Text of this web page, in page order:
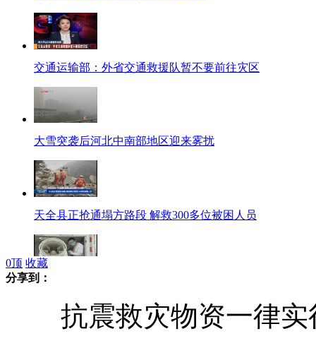
交通运输部：外省交通救援队暂不要前往灾区
大雪突袭后河北中南部地区迎来雾扰
天全县正抢通塌方路段 解救300多位被困人员
0顶 收藏
分享到：
抗震救灾物资一律实